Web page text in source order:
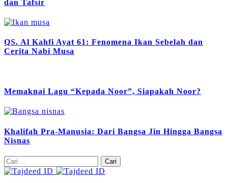
dan Tafsir
QS. Al Kahfi Ayat 61: Fenomena Ikan Sebelah dan
Cerita Nabi Musa
Memaknai Lagu “Kepada Noor”, Siapakah Noor?
Khalifah Pra-Manusia: Dari Bangsa Jin Hingga Bangsa
Nisnas
Cari
untuk: